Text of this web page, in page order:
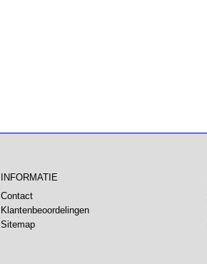
INFORMATIE
Contact
Klantenbeoordelingen
Sitemap